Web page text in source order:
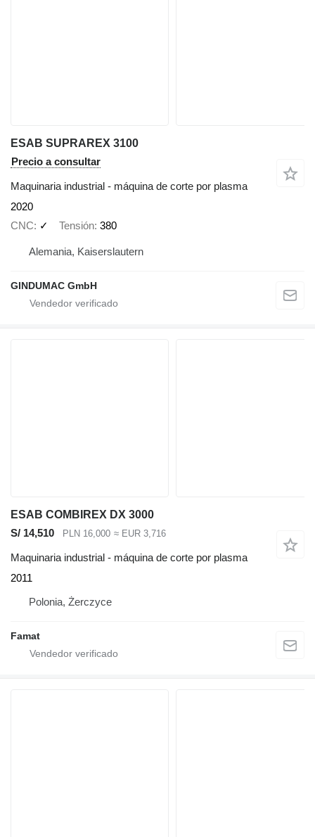
ESAB SUPRAREX 3100
Precio a consultar
Maquinaria industrial - máquina de corte por plasma
2020
CNC
✓ Tensión 380
Alemania, Kaiserslautern
GINDUMAC GmbH
ESAB COMBIREX DX 3000
S/ 14,510
PLN 16,000 ≈ EUR 3,716
Maquinaria industrial - máquina de corte por plasma
2011
Polonia, Żerczyce
Famat